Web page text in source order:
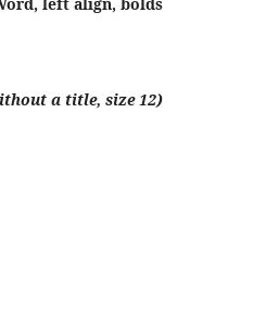
a title, size 12)